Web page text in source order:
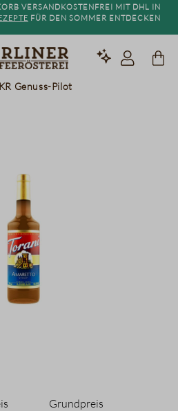
versandkostenfrei mit DHL in
für den Sommer entdecken
Genuss-Pilot
Grundpreis